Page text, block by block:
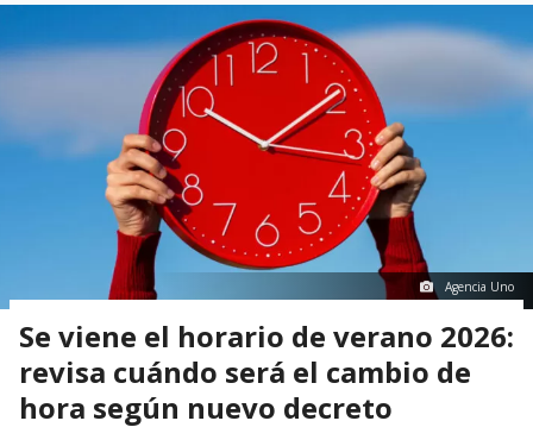
Agencia Uno
Se viene el horario de verano 2026:
revisa cuándo será el cambio de
hora según nuevo decreto